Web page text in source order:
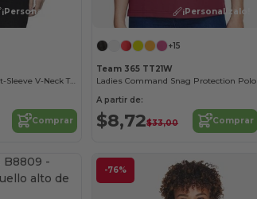
¡Personalízalo!
Ladies Ultimate Short-Sleeve V-Neck T-Shirt
Comprar
¡Personalízalo!
+15
Team 365 TT21W
Ladies Command Snag Protection Polo
A partir de:
$8,72$33,00 Comprar
-76%